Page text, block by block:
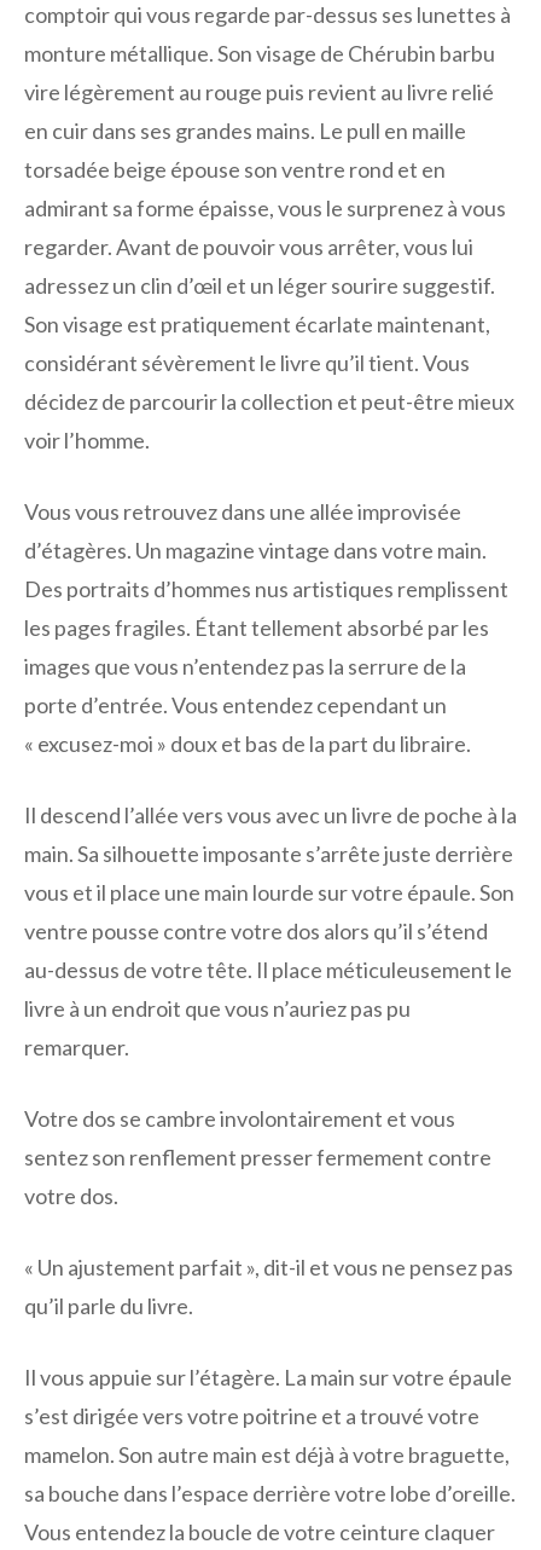
comptoir qui vous regarde par-dessus ses lunettes à
monture métallique. Son visage de Chérubin barbu
vire légèrement au rouge puis revient au livre relié
en cuir dans ses grandes mains. Le pull en maille
torsadée beige épouse son ventre rond et en
admirant sa forme épaisse, vous le surprenez à vous
regarder. Avant de pouvoir vous arrêter, vous lui
adressez un clin d’œil et un léger sourire suggestif.
Son visage est pratiquement écarlate maintenant,
considérant sévèrement le livre qu’il tient. Vous
décidez de parcourir la collection et peut-être mieux
voir l’homme.
Vous vous retrouvez dans une allée improvisée
d’étagères. Un magazine vintage dans votre main.
Des portraits d’hommes nus artistiques remplissent
les pages fragiles. Étant tellement absorbé par les
images que vous n’entendez pas la serrure de la
porte d’entrée. Vous entendez cependant un
« excusez-moi » doux et bas de la part du libraire.
Il descend l’allée vers vous avec un livre de poche à la
main. Sa silhouette imposante s’arrête juste derrière
vous et il place une main lourde sur votre épaule. Son
ventre pousse contre votre dos alors qu’il s’étend
au-dessus de votre tête. Il place méticuleusement le
livre à un endroit que vous n’auriez pas pu
remarquer.
Votre dos se cambre involontairement et vous
sentez son renflement presser fermement contre
votre dos.
« Un ajustement parfait », dit-il et vous ne pensez pas
qu’il parle du livre.
Il vous appuie sur l’étagère. La main sur votre épaule
s’est dirigée vers votre poitrine et a trouvé votre
mamelon. Son autre main est déjà à votre braguette,
sa bouche dans l’espace derrière votre lobe d’oreille.
Vous entendez la boucle de votre ceinture claquer